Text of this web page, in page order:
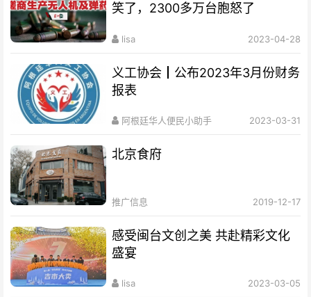
笑了，2300多万台胞怒了
lisa 2023-04-28
义工协会┃公布2023年3月份财务
报表
阿根廷华人便民小助手 2023-03-31
北京食府
推广信息 2019-12-17
感受闽台文创之美 共赴精彩文化
盛宴
lisa 2023-03-05